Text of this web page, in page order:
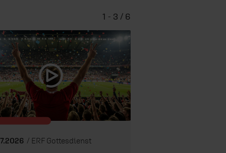
/ ERF Gottesdienst
1 - 3 / 6